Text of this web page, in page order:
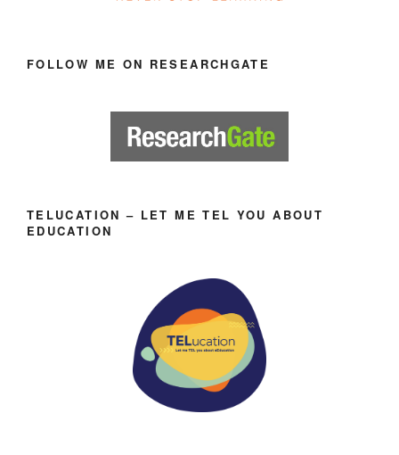
FOLLOW ME ON RESEARCHGATE
TELUCATION – LET ME TEL YOU ABOUT
EDUCATION